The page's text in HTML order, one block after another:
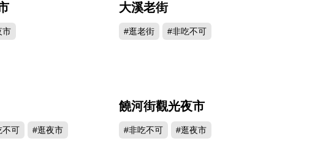
市
大溪老街
#逛老街 #非吃不可
不可 #逛夜市
饒河街觀光夜市
#非吃不可 #逛夜市